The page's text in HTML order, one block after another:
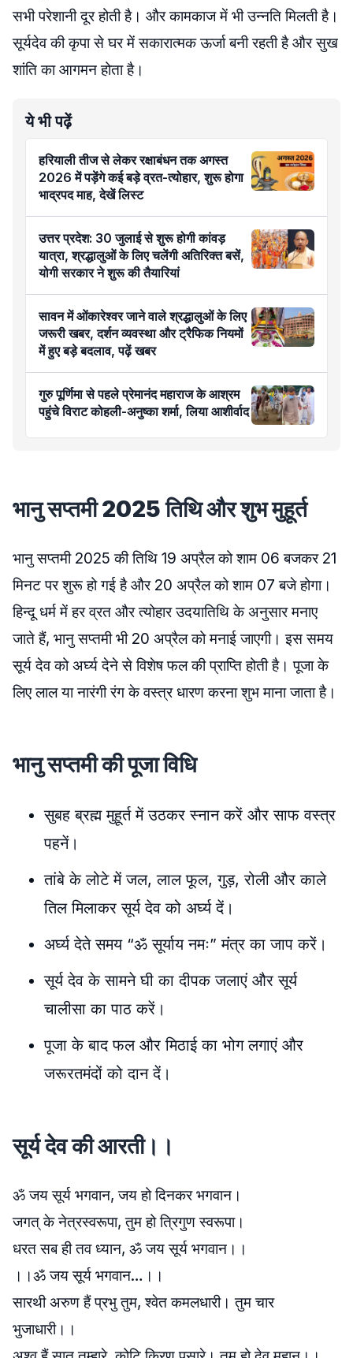
सभी परेशानी दूर होती है। और कामकाज में भी उन्नति मिलती है।
सूर्यदेव की कृपा से घर में सकारात्मक ऊर्जा बनी रहती है और सुख
शांति का आगमन होता है।
ये भी पढ़ें
हरियाली तीज से लेकर रक्षाबंधन तक अगस्त
2026 में पड़ेंगे कई बड़े व्रत-त्योहार, शुरू होगा
भाद्रपद माह, देखें लिस्ट
उत्तर प्रदेश: 30 जुलाई से शुरू होगी कांवड़
यात्रा, श्रद्धालुओं के लिए चलेंगी अतिरिक्त बसें,
योगी सरकार ने शुरू की तैयारियां
सावन में ओंकारेश्वर जाने वाले श्रद्धालुओं के लिए
जरूरी खबर, दर्शन व्यवस्था और ट्रैफिक नियमों
में हुए बड़े बदलाव, पढ़ें खबर
गुरु पूर्णिमा से पहले प्रेमानंद महाराज के आश्रम
पहुंचे विराट कोहली-अनुष्का शर्मा, लिया आशीर्वाद
भानु सप्तमी 2025 तिथि और शुभ मुहूर्त
भानु सप्तमी 2025 की तिथि 19 अप्रैल को शाम 06 बजकर 21
मिनट पर शुरू हो गई है और 20 अप्रैल को शाम 07 बजे होगा।
हिन्दू धर्म में हर व्रत और त्योहार उदयातिथि के अनुसार मनाए
जाते हैं, भानु सप्तमी भी 20 अप्रैल को मनाई जाएगी। इस समय
सूर्य देव को अर्घ्य देने से विशेष फल की प्राप्ति होती है। पूजा के
लिए लाल या नारंगी रंग के वस्त्र धारण करना शुभ माना जाता है।​
भानु सप्तमी की पूजा विधि
सुबह ब्रह्म मुहूर्त में उठकर स्नान करें और साफ वस्त्र
पहनें।
तांबे के लोटे में जल, लाल फूल, गुड़, रोली और काले
तिल मिलाकर सूर्य देव को अर्घ्य दें।
अर्घ्य देते समय “ॐ सूर्याय नमः” मंत्र का जाप करें।
सूर्य देव के सामने घी का दीपक जलाएं और सूर्य
चालीसा का पाठ करें।
पूजा के बाद फल और मिठाई का भोग लगाएं और
जरूरतमंदों को दान दें।​
सूर्य देव की आरती।।
ॐ जय सूर्य भगवान, जय हो दिनकर भगवान।
जगत् के नेत्रस्वरूपा, तुम हो त्रिगुण स्वरूपा।
धरत सब ही तव ध्यान, ॐ जय सूर्य भगवान।।
।।ॐ जय सूर्य भगवान…।।
सारथी अरुण हैं प्रभु तुम, श्वेत कमलधारी। तुम चार
भुजाधारी।।